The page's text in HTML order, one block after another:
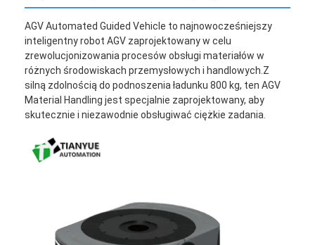
AGV Automated Guided Vehicle to najnowocześniejszy
inteligentny robot AGV zaprojektowany w celu
zrewolucjonizowania procesów obsługi materiałów w
różnych środowiskach przemysłowych i handlowych.Z
silną zdolnością do podnoszenia ładunku 800 kg, ten AGV
Material Handling jest specjalnie zaprojektowany, aby
skutecznie i niezawodnie obsługiwać ciężkie zadania.